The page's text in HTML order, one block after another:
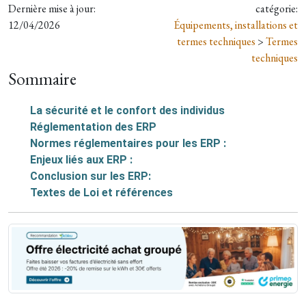
Dernière mise à jour:
12/04/2026
catégorie:
Équipements, installations et
termes techniques >Termes
techniques
Sommaire
La sécurité et le confort des individus
Réglementation des ERP
Normes réglementaires pour les ERP :
Enjeux liés aux ERP :
Conclusion sur les ERP:
Textes de Loi et références